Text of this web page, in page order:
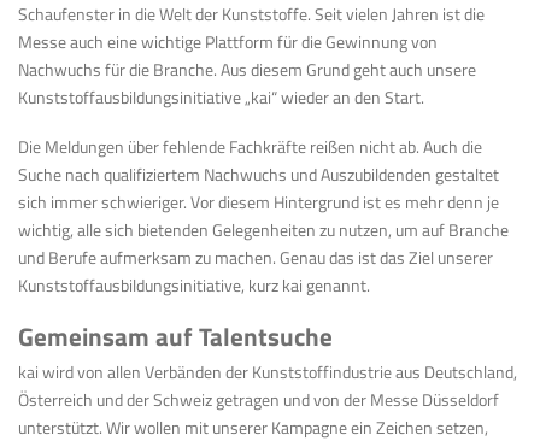
Schaufenster in die Welt der Kunststoffe. Seit vielen Jahren ist die
Messe auch eine wichtige Plattform für die Gewinnung von
Nachwuchs für die Branche. Aus diesem Grund geht auch unsere
Kunststoffausbildungsinitiative „kai“ wieder an den Start.
Die Meldungen über fehlende Fachkräfte reißen nicht ab. Auch die
Suche nach qualifiziertem Nachwuchs und Auszubildenden gestaltet
sich immer schwieriger. Vor diesem Hintergrund ist es mehr denn je
wichtig, alle sich bietenden Gelegenheiten zu nutzen, um auf Branche
und Berufe aufmerksam zu machen. Genau das ist das Ziel unserer
Kunststoffausbildungsinitiative, kurz kai genannt.
Gemeinsam auf Talentsuche
kai wird von allen Verbänden der Kunststoffindustrie aus Deutschland,
Österreich und der Schweiz getragen und von der Messe Düsseldorf
unterstützt. Wir wollen mit unserer Kampagne ein Zeichen setzen,